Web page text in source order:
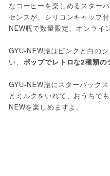
なコーヒーを楽しめるスター
センスが、シリコンキャップ
NEW瓶で数量限定、オンライ
GYU‐NEW瓶はピンクと白の
い、 ポップでレトロな2種類
GYU‐NEW瓶にスターバック
とミルクをいれて、おうちで
NEWを楽しめますよ。